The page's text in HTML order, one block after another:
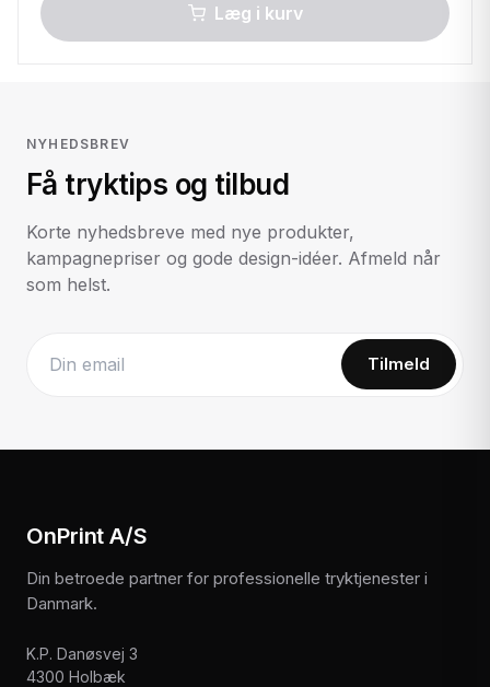
Læg i kurv
NYHEDSBREV
Få tryktips og tilbud
Korte nyhedsbreve med nye produkter,
kampagnepriser og gode design-idéer. Afmeld når
som helst.
Tilmeld
OnPrint A/S
Din betroede partner for professionelle tryktjenester i
Danmark.
K.P. Danøsvej 3
4300 Holbæk